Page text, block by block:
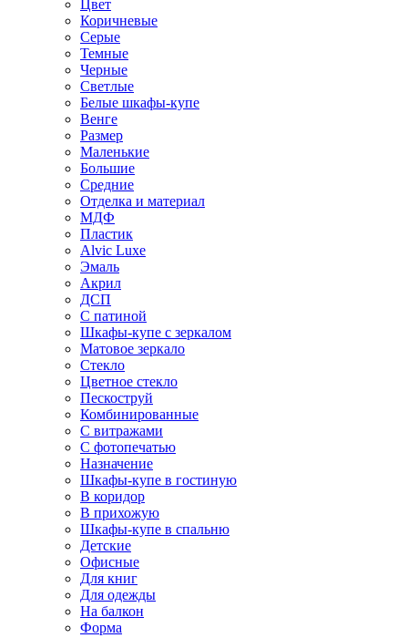
Цвет
Коричневые
Серые
Темные
Черные
Светлые
Белые шкафы-купе
Венге
Размер
Маленькие
Большие
Средние
Отделка и материал
МДФ
Пластик
Alvic Luxe
Эмаль
Акрил
ДСП
С патиной
Шкафы-купе с зеркалом
Матовое зеркало
Стекло
Цветное стекло
Пескоструй
Комбинированные
С витражами
С фотопечатью
Назначение
Шкафы-купе в гостиную
В коридор
В прихожую
Шкафы-купе в спальню
Детские
Офисные
Для книг
Для одежды
На балкон
Форма